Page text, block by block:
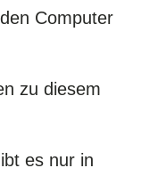
Computer
zu diesem
es nur in